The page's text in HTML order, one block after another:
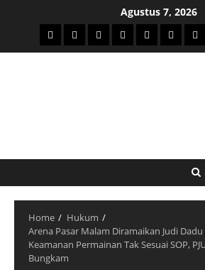
Agustus 7, 2026
Home
Hukum
Arena Pasar Malam Diramaikan Judi
Keamanan Permainan Tak Sesuai SOP,
Bungkam